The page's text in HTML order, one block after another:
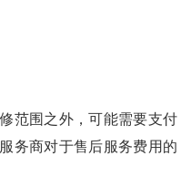
范围之外，可能需要支付
务商对于售后服务费用的